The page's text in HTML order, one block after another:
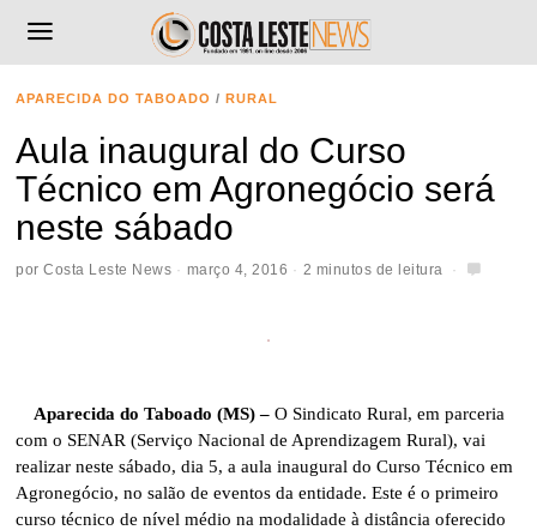
APARECIDA DO TABOADO / RURAL
Aula inaugural do Curso
Técnico em Agronegócio será
neste sábado
porCosta Leste News março 4, 2016 2 minutos de leitura
Aparecida do Taboado (MS) –O Sindicato Rural, em parceria
com o SENAR (Serviço Nacional de Aprendizagem Rural), vai
realizar neste sábado, dia 5, a aula inaugural do Curso Técnico em
Agronegócio, no salão de eventos da entidade. Este é o primeiro
curso técnico de nível médio na modalidade à distância oferecido